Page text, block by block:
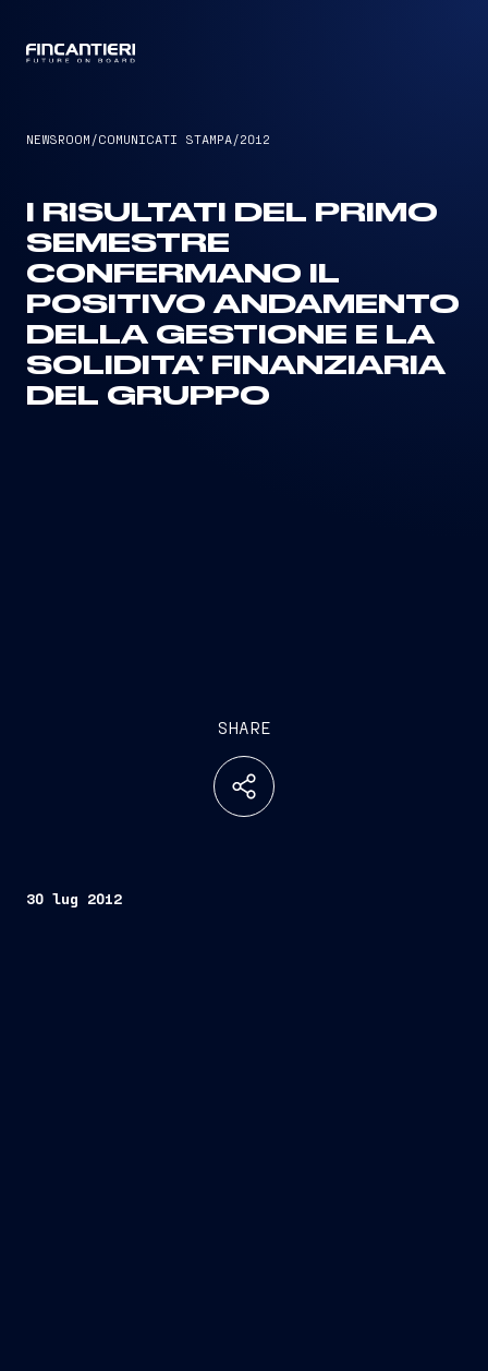
NEWSROOM /COMUNICATI STAMPA/2012
I RISULTATI DEL PRIMO
SEMESTRE
CONFERMANO IL
POSITIVO ANDAMENTO
DELLA GESTIONE E LA
SOLIDITA’ FINANZIARIA
DEL GRUPPO
SHARE
30 lug 2012